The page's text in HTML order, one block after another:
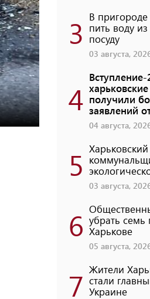
3 В
пить воду
посуду
03 августа,
4
Вступление-
получили
заявлений
04 августа,
5
03 августа,
6 убрать семь
Харькове
05 августа,
7 Жители
стали
Украине